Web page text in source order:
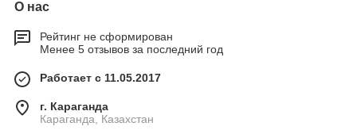
О нас
Рейтинг не сформирован
Менее 5 отзывов за последний год
Работает с 11.05.2017
г. Караганда
Караганда, Казахстан